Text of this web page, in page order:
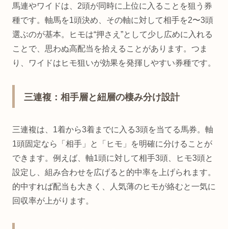
馬連やワイドは、2頭が同時に上位に入ることを狙う券
種です。軸馬を1頭決め、その軸に対して相手を2〜3頭
選ぶのが基本。ヒモは“押さえ”として少し広めに入れる
ことで、思わぬ高配当を拾えることがあります。つま
り、ワイドはヒモ狙いが効果を発揮しやすい券種です。
三連複：相手層と紐層の棲み分け設計
三連複は、1着から3着までに入る3頭を当てる馬券。軸
1頭固定なら「相手」と「ヒモ」を明確に分けることが
できます。例えば、軸1頭に対して相手3頭、ヒモ3頭と
設定し、組み合わせを広げると的中率を上げられます。
的中すれば配当も大きく、人気薄のヒモが絡むと一気に
回収率が上がります。